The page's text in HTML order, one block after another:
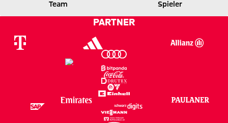
Zwischenergebnis:
0 zu 1 nach Erste Halbzeit
Team Spieler
PARTNER